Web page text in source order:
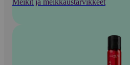
Meikit ja meikkaustarvikkeet